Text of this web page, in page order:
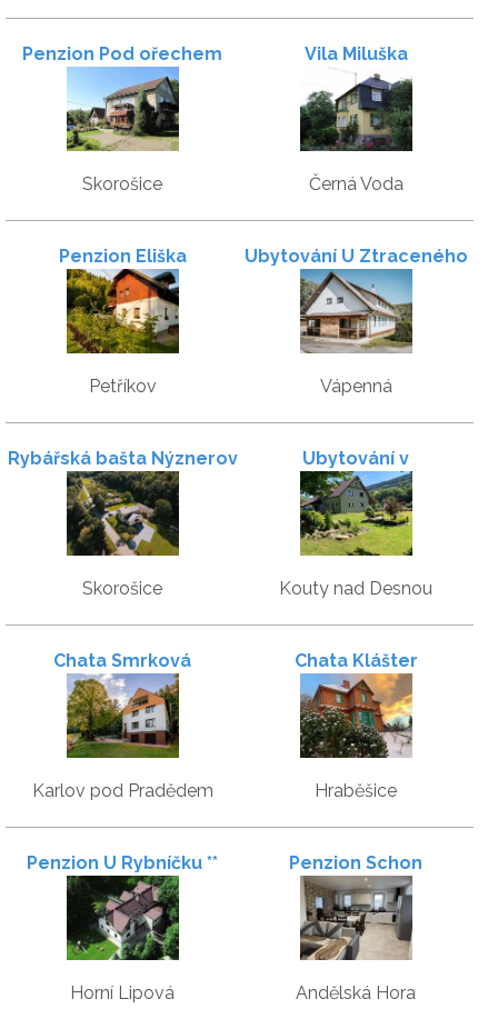
Penzion Pod ořechem
Skorošice
Vila Miluška
Černá Voda
Penzion Eliška
Petříkov
Ubytování U Ztraceného
potoka
Vápenná
Rybářská bašta Nýznerov
Skorošice
Ubytování v
apartmánech Trombly
Kouty nad Desnou
Chata Smrková
Karlov pod Pradědem
Chata Klášter
Hraběšice
Penzion U Rybníčku **
Horní Lipová
Penzion Schon
Andělská Hora